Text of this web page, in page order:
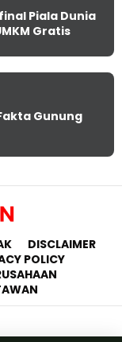
Piala Dunia
Gratis
Gunung
DISCLAIMER
POLICY